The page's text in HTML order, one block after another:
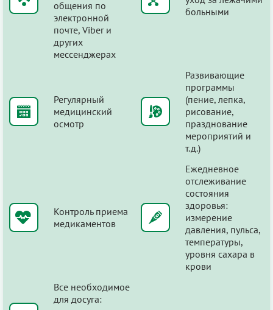
общения по
электронной
почте, Viber и
других
мессенджерах
больными
Регулярный
медицинский
осмотр
Развивающие
программы
(пение, лепка,
рисование,
празднование
мероприятий и
т.д.)
Контроль приема
медикаментов
Ежедневное
отслеживание
состояния
здоровья:
измерение
давления, пульса,
температуры,
уровня сахара в
крови
Все необходимое
для досуга: